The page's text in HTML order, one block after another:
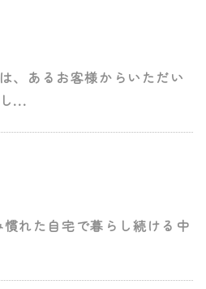
、あるお客様からいただい
...
れた自宅で暮らし続ける中